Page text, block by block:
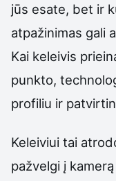
jūs esate, bet ir
atpažinimas gali
Kai keleivis
punkto,
profiliu ir
Keleiviui tai
pažvelgi į